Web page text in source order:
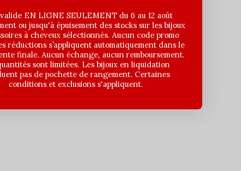
EN LIGNE SEULEMENT du 6 au 12 août
ou jusqu'à épuisement des stocks sur les bijoux
à cheveux sélectionnés. Aucun code promo
réductions s’appliquent automatiquement dans le
finale. Aucun échange, aucun remboursement.
sont limitées. Les bijoux en liquidation
pas de pochette de rangement. Certaines
conditions et exclusions s'appliquent.